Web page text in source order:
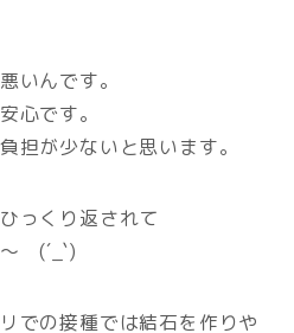
いんです。
心です。
担が少ないと思います。
っくり返されて
(´_`)
での接種では結石を作りや